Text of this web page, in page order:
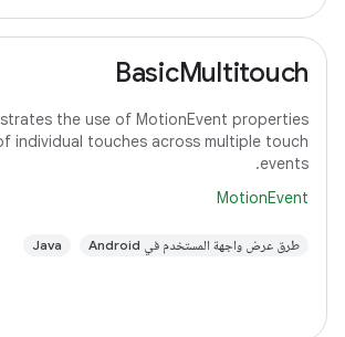
BasicMultitouch
the use of MotionEvent properties
individual touches across multiple touch
events.
MotionEvent
طرق عرض واجهة المستخدم في Android Java